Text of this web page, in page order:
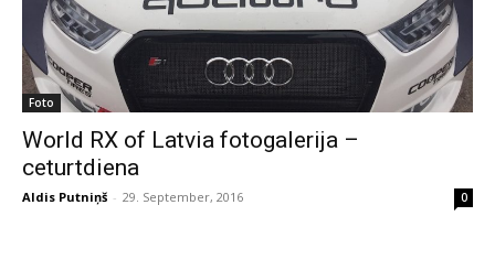
Foto
World RX of Latvia fotogalerija –
ceturtdiena
Aldis Putniņš - 29. September, 2016 0